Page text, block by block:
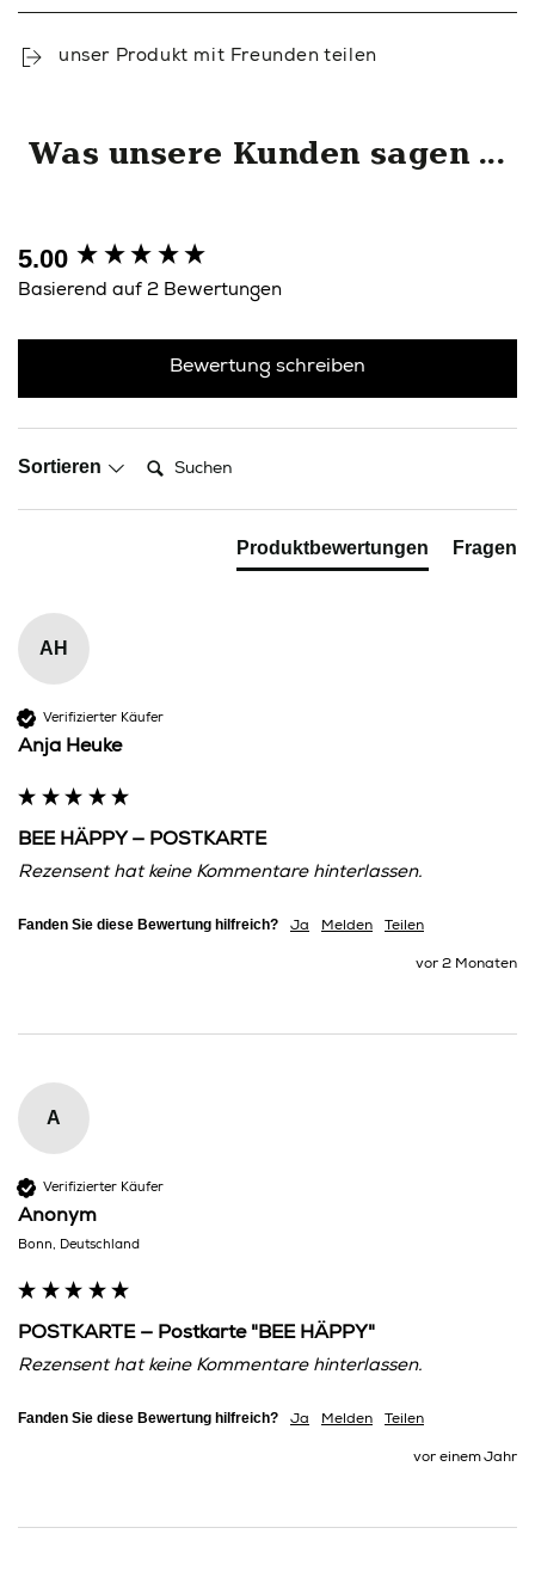
unser Produkt mit Freunden teilen
Was unsere Kunden sagen ...
5.00
Basierend auf 2 Bewertungen
Bewertung schreiben
Sortieren Suchen:
Produktbewertungen Fragen
AH
Verifizierter Käufer
Anja Heuke
BEE HÄPPY — POSTKARTE
Rezensent hat keine Kommentare hinterlassen.
Fanden Sie diese Bewertung hilfreich? Ja Melden Teilen
vor 2 Monaten
A
Verifizierter Käufer
Anonym
Bonn, Deutschland
POSTKARTE — Postkarte "BEE HÄPPY"
Rezensent hat keine Kommentare hinterlassen.
Fanden Sie diese Bewertung hilfreich? Ja Melden Teilen
vor einem Jahr
New content loaded